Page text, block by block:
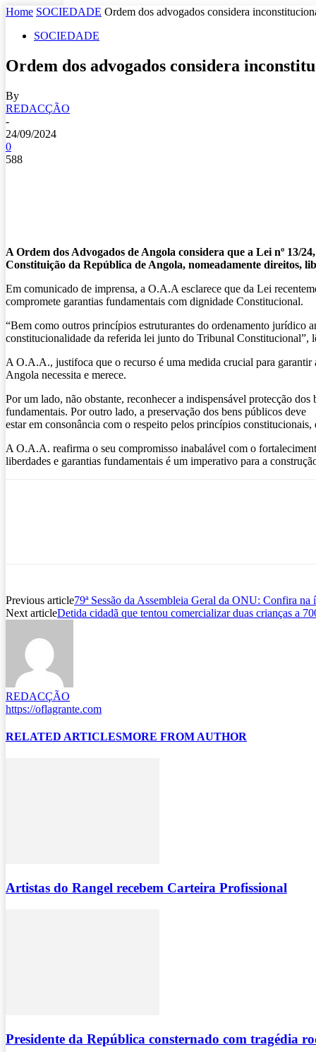
Home SOCIEDADE Ordem dos advogados considera
SOCIEDADE
Ordem dos advogados considera
By
REDACÇÃO
-
24/09/2024
0
588
A Ordem dos Advogados de Angola considera que a Lei nº 13/
Constituição da República de Angola, nomeadamente direitos,
Em comunicado de imprensa, a O.A.A esclarece que da Lei
compromete garantias fundamentais com dignidade Constitucional.
“Bem como outros princípios estruturantes do ordenamento jurídico
constitucionalidade da referida lei junto do Tribunal Constitucional”,
A O.A.A., justifoca que o recurso é uma medida crucial para
Angola necessita e merece.
Por um lado, não obstante, reconhecer a indispensável protecção
fundamentais. Por outro lado, a preservação dos bens públicos deve
estar em consonância com o respeito pelos princípios
A O.A.A. reafirma o seu compromisso inabalável com o
liberdades e garantias fundamentais é um imperativo para a
Previous article79ª Sessão da Assembleia Geral da ONU: Confira
Next articleDetida cidadã que tentou comercializar duas crianças a
REDACÇÃO
https://oflagrante.com
RELATED ARTICLESMORE FROM AUTHOR
Artistas do Rangel recebem Carteira Profissional
Presidente da República consternado com tragédia